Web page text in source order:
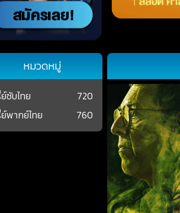
หมวดหมู่
ซับไทย
720
พากย์ไทย
760